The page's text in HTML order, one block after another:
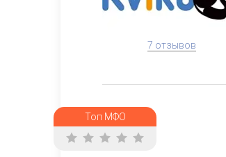
7 отзывов
Топ МФО